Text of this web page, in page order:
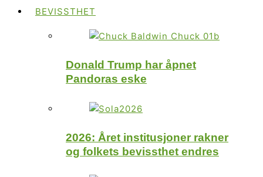
BEVISSTHET
Donald Trump har åpnet
Pandoras eske
2026: Året institusjoner rakner
og folkets bevissthet endres